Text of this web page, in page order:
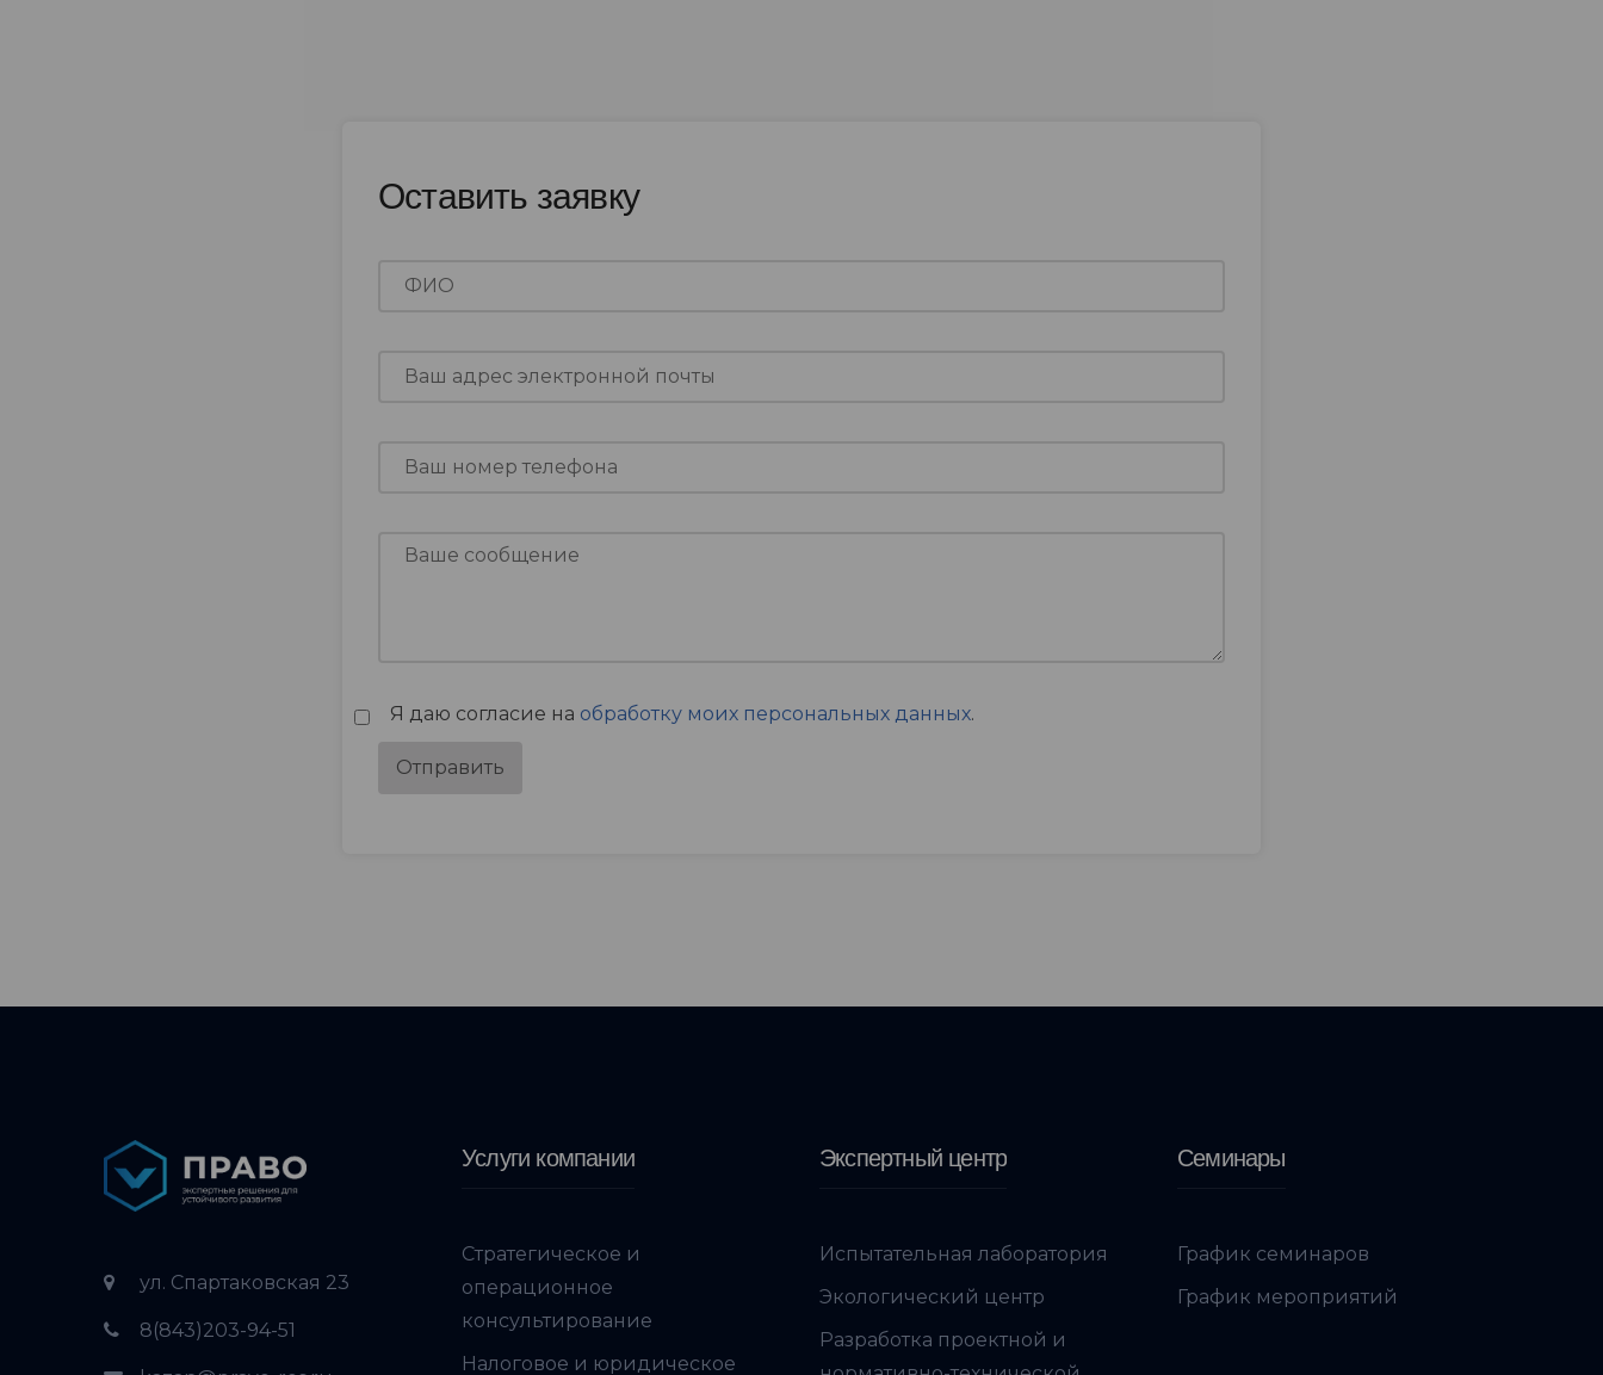
Оставить заявку
Я даю согласие на обработку моих персональных данных.
ул. Спартаковская 23
8(843)203-94-51
Услуги компании
Стратегическое и
операционное
консультирование
Налоговое и юридическое
Экспертный центр
Испытательная лаборатория
Экологический центр
Разработка проектной и
Семинары
График семинаров
График мероприятий